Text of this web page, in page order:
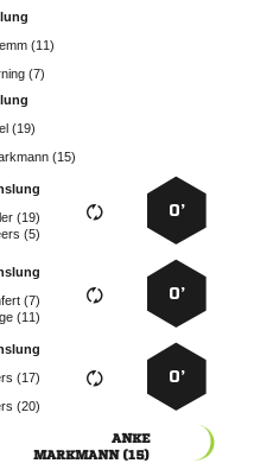




0’


0’


0’



 